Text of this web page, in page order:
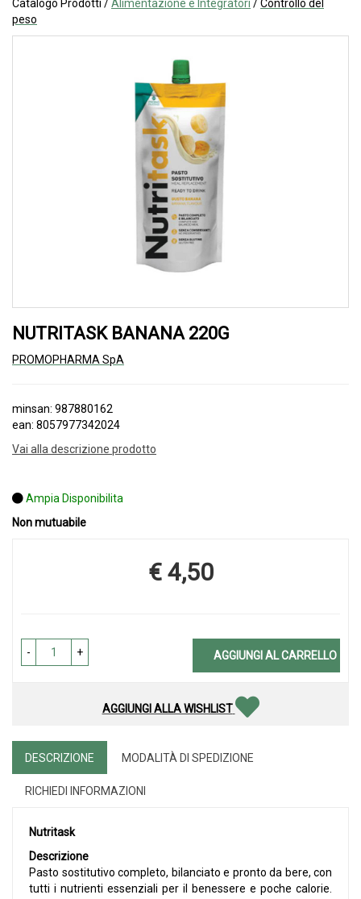
Catalogo Prodotti /Alimentazione e Integratori /Controllo del
peso
NUTRITASK BANANA 220G
PROMOPHARMA SpA
minsan: 987880162
ean: 8057977342024
Vai alla descrizione prodotto
Ampia Disponibilita
Non mutuabile
Prezzo
€ 4,50
- + AGGIUNGI AL CARRELLO
AGGIUNGI ALLA WISHLIST
DESCRIZIONE MODALITÀ DI SPEDIZIONE
RICHIEDI INFORMAZIONI
Nutritask
Descrizione
Pasto sostitutivo completo, bilanciato e pronto da bere, con
tutti i nutrienti essenziali per il benessere e poche calorie.